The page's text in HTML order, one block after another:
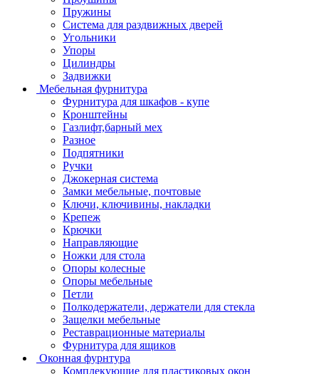
Пружины
Система для раздвижных дверей
Угольники
Упоры
Цилиндры
Задвижки
Мебельная фурнитура
Фурнитура для шкафов - купе
Кронштейны
Газлифт,барный мех
Разное
Подпятники
Ручки
Джокерная система
Замки мебельные, почтовые
Ключи, ключивины, накладки
Крепеж
Крючки
Направляющие
Ножки для стола
Опоры колесные
Опоры мебельные
Петли
Полкодержатели, держатели для стекла
Защелки мебельные
Реставрационные материалы
Фурнитура для ящиков
Оконная фурнтура
Комплекующие для пластиковых окон